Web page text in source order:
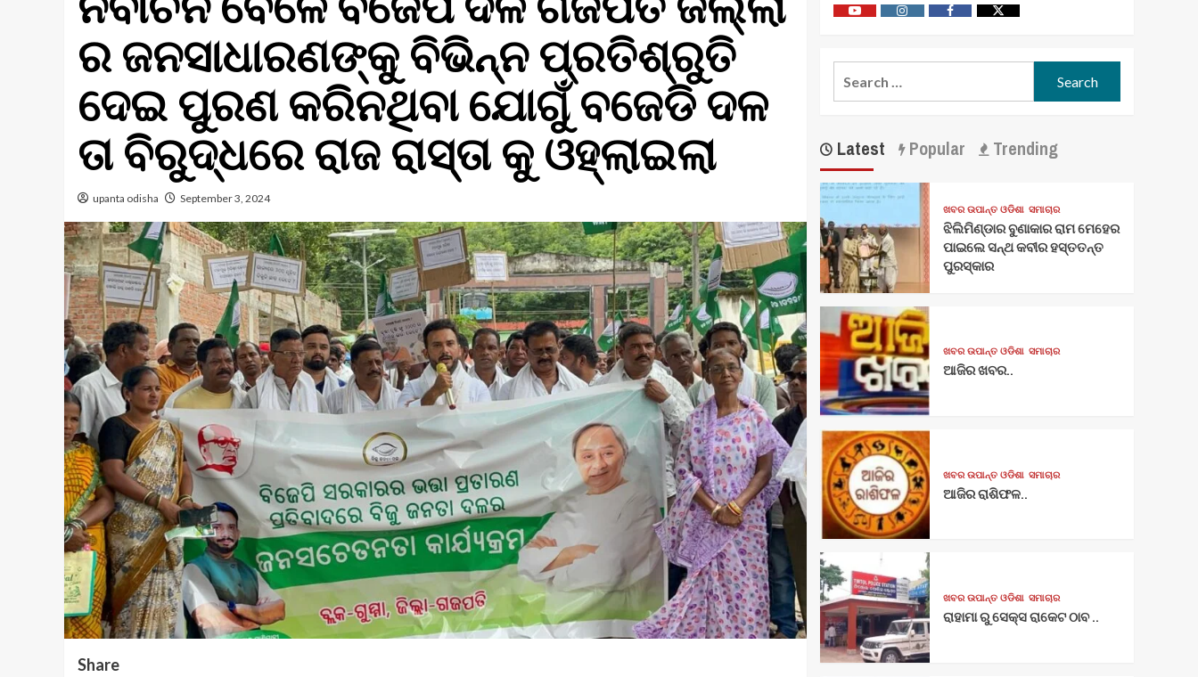
ର ଜନସାଧାରଣଙ୍କୁ ବିଭିନ୍ନ ପ୍ରତିଶ୍ରୁତି
ଦେଇ ପୁରଣ କରିନଥିବା ଯୋଗୁଁ ବଜେଡି ଦଳ
ତା ବିରୁଦ୍ଧରେ ରାଜ ରାସ୍ତା କୁ ଓହ୍ଲାଇଲା
upanta odisha September 3, 2024
Share
YoutubeVimeo FacebookTwitter
Latest Popular Trending
ଖବର ଉପାନ୍ତ ଓଡିଶା ସମାଚାର
ଝିଲିମିଣ୍ଡାର ବୁଣାକାର ରାମ ମେହେର
ପାଇଲେ ସନ୍ଥ କବୀର ହସ୍ତତନ୍ତ
ପୁରସ୍କାର
ଖବର ଉପାନ୍ତ ଓଡିଶା ସମାଚାର
ଆଜିର ଖବର..
ଖବର ଉପାନ୍ତ ଓଡିଶା ସମାଚାର
ଆଜିର ରାଶିଫଳ..
ଖବର ଉପାନ୍ତ ଓଡିଶା ସମାଚାର
ରାହାମା ରୁ ସେକ୍ସ ରାକେଟ ଠାବ ..